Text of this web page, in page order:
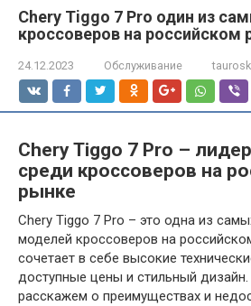
Chery Tiggo 7 Pro один из
кроссоверов на российском
24.12.2023 Обслуживание
Chery Tiggo 7 Pro –
среди кроссоверов на
рынке
Chery Tiggo 7 Pro – это одна из
моделей кроссоверов на
сочетает в себе высокие
доступные цены и стильный
расскажем о преимуществах и